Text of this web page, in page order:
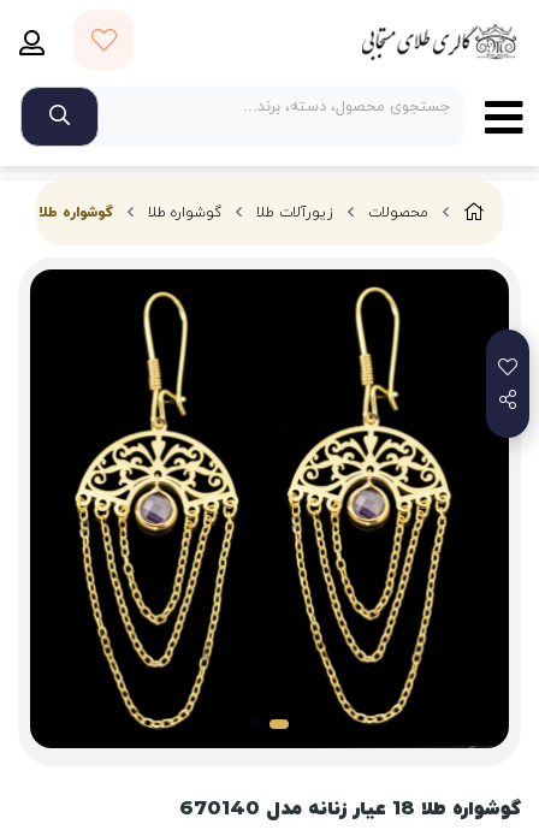
محصولات زیورآلات طلا گوشواره طلا گوشواره طلا 18 عیار زنانه مدل 670140
گوشواره طلا 18 عیار زنانه مدل 670140